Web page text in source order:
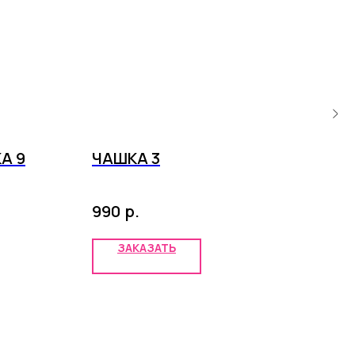
9 ЧАШКА 3
990 р.
ЗАКАЗАТЬ